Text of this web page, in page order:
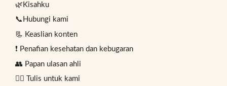
🌿Kisahku
📞Hubungi kami
📃 Keaslian konten
❗ Penafian kesehatan dan kebugaran
👥 Papan ulasan ahli
✍🏻 Tulis untuk kami